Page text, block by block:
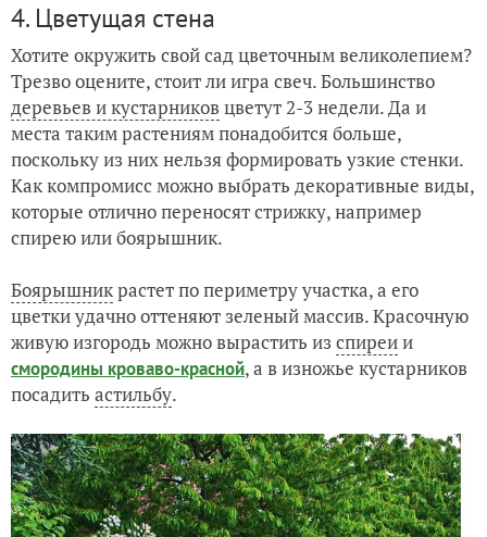
4. Цветущая стена
Хотите окружить свой сад цветочным великолепием?
Трезво оцените, стоит ли игра свеч. Большинство
деревьев и кустарниковцветут 2-3 недели. Да и
места таким растениям понадобится больше,
поскольку из них нельзя формировать узкие стенки.
Как компромисс можно выбрать декоративные виды,
которые отлично переносят стрижку, например
спирею или боярышник.
Боярышникрастет по периметру участка, а его
цветки удачно оттеняют зеленый массив. Красочную
живую изгородь можно вырастить из спиреии
смородины кроваво-красной, а в изножье кустарников
посадить астильбу.